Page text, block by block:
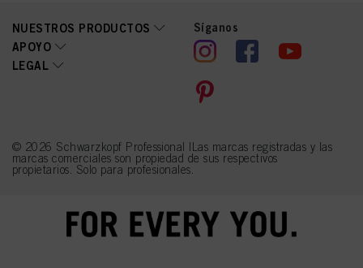
NUESTROS PRODUCTOS
APOYO
LEGAL
Síganos
© 2026 Schwarzkopf Professional |Las marcas registradas y las
marcas comerciales son propiedad de sus respectivos
propietarios. Solo para profesionales.